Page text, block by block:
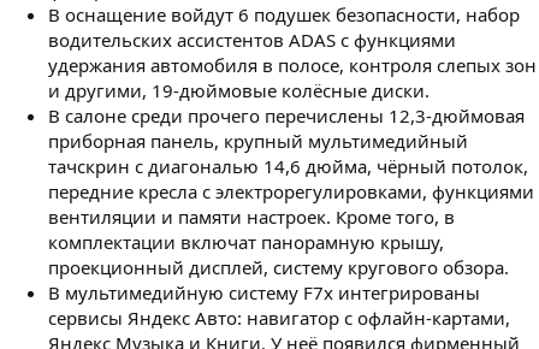
В оснащение войдут 6 подушек безопасности, набор
водительских ассистентов ADAS с функциями
удержания автомобиля в полосе, контроля слепых зон
и другими, 19-дюймовые колёсные диски.
В салоне среди прочего перечислены 12,3-дюймовая
приборная панель, крупный мультимедийный
тачскрин с диагональю 14,6 дюйма, чёрный потолок,
передние кресла с электрорегулировками, функциями
вентиляции и памяти настроек. Кроме того, в
комплектации включат панорамную крышу,
проекционный дисплей, систему кругового обзора.
В мультимедийную систему F7x интегрированы
сервисы Яндекс Авто: навигатор с офлайн-картами,
Яндекс Музыка и Книги. У неё появился фирменный